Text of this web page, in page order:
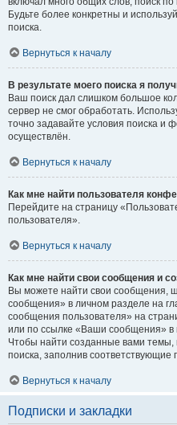
Будьте более конкретны и
поиска.
Вернуться к началу
В результате моего поиска я
Ваш поиск дал слишком большое
сервер не смог обработать.
точно задавайте условия поиска и
осуществлён.
Вернуться к началу
Как мне найти пользователя
Перейдите на страницу
пользователя».
Вернуться к началу
Как мне найти свои сообщения и
Вы можете найти свои сообщения,
сообщения» в личном разделе на
сообщения пользователя» на
или по ссылке «Ваши сообщения»
Чтобы найти созданные вами темы,
поиска, заполнив соответствующие
Вернуться к началу
Подписки и закладки